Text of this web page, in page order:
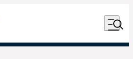
Åben
Udfør søgning